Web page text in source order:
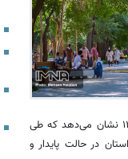
به گزارش خبرگزاری ایمنا، گزارش روزانه شبکه پایش هواشناسی استان اصفهان برای ۲۷ آبان ۱۴۰۴ نشان می‌دهد که طی
در حالت پایدار و